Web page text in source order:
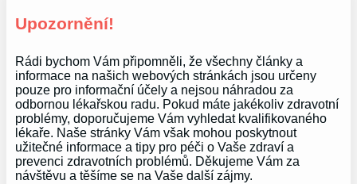
Upozornění!
Rádi bychom Vám připomněli, že všechny články a
informace na našich webových stránkách jsou určeny
pouze pro informační účely a nejsou náhradou za
odbornou lékařskou radu. Pokud máte jakékoliv zdravotní
problémy, doporučujeme Vám vyhledat kvalifikovaného
lékaře. Naše stránky Vám však mohou poskytnout
užitečné informace a tipy pro péči o Vaše zdraví a
prevenci zdravotních problémů. Děkujeme Vám za
návštěvu a těšíme se na Vaše další zájmy.